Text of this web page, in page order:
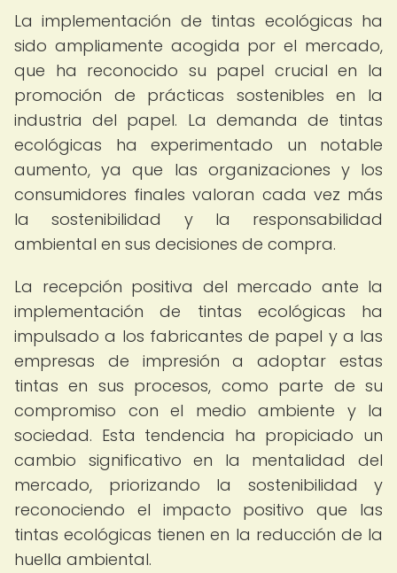
La implementación de tintas ecológicas ha
sido ampliamente acogida por el mercado,
que ha reconocido su papel crucial en la
promoción de prácticas sostenibles en la
industria del papel. La demanda de tintas
ecológicas ha experimentado un notable
aumento, ya que las organizaciones y los
consumidores finales valoran cada vez más
la sostenibilidad y la responsabilidad
ambiental en sus decisiones de compra.
La recepción positiva del mercado ante la
implementación de tintas ecológicas ha
impulsado a los fabricantes de papel y a las
empresas de impresión a adoptar estas
tintas en sus procesos, como parte de su
compromiso con el medio ambiente y la
sociedad. Esta tendencia ha propiciado un
cambio significativo en la mentalidad del
mercado, priorizando la sostenibilidad y
reconociendo el impacto positivo que las
tintas ecológicas tienen en la reducción de la
huella ambiental.